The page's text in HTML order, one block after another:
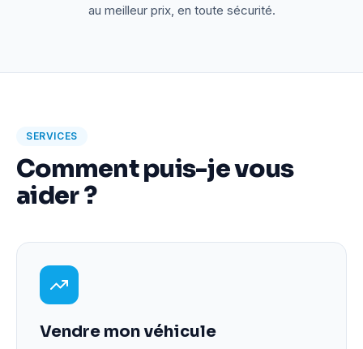
au meilleur prix, en toute sécurité.
SERVICES
Comment puis-je vous
aider ?
Vendre mon véhicule